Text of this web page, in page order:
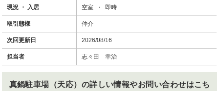
現況 ・ 入居 空室 ・ 即時
取引態様 仲介
次回更新日 2026/08/16
担当者 志々田 幸治
真鍋駐車場（天応） の詳しい情報やお問い合わせはこち